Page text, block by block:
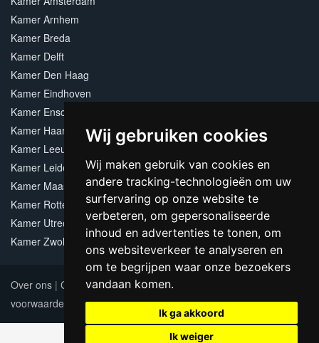
Wij gebruiken cookies
Wij maken gebruik van cookies en
andere tracking-technologieën om uw
surfervaring op onze website te
verbeteren, om gepersonaliseerde
inhoud en advertenties te tonen, om
ons websiteverkeer te analyseren en
om te begrijpen waar onze bezoekers
vandaan komen.
Ik ga akkoord
Ik weiger
Kamer Arnhem
Kamer Breda
Kamer Delft
Kamer Den Haag
Kamer Eindhoven
Kamer Enschede
Kamer Haarlem
Kamer Leeuwarden
Kamer Leiden
Kamer Maastricht
Kamer Rotterdam
Kamer Utrecht
Kamer Zwolle
Over ons | Contact|Adverteren|Sitemap
voorwaarden
Update cookies preferences